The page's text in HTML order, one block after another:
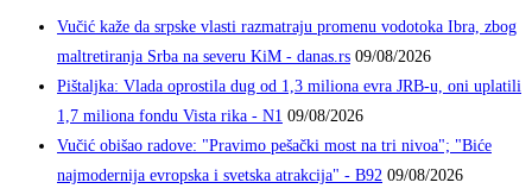
Vučić kaže da srpske vlasti razmatraju promenu vodotoka Ibra, zbog
maltretiranja Srba na severu KiM - danas.rs 09/08/2026
Pištaljka: Vlada oprostila dug od 1,3 miliona evra JRB-u, oni uplatili
1,7 miliona fondu Vista rika - N1 09/08/2026
Vučić obišao radove: "Pravimo pešački most na tri nivoa"; "Biće
najmodernija evropska i svetska atrakcija" - B92 09/08/2026